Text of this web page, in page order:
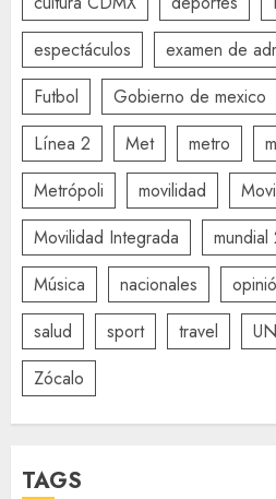
espectáculos
examen de
Futbol
Gobierno de mexico
Línea 2
Met metro
Metrópoli
movilidad
Movilidad Integrada
Música
nacionales
salud
sport travel
Zócalo
TAGS